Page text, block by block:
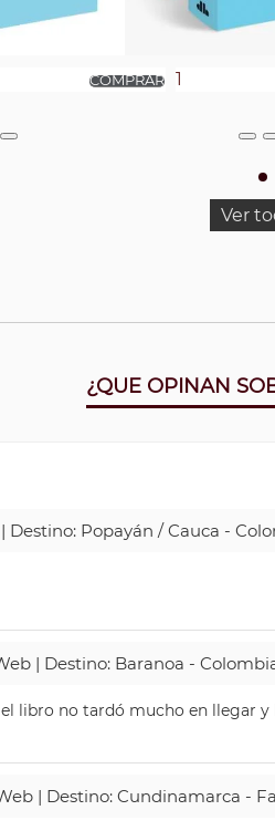
Ver
¿QUE OPINAN
Destino: Popayán / Cauca -
| Destino: Baranoa -
libro no tardó mucho en llegar
| Destino: Cundinamarca -